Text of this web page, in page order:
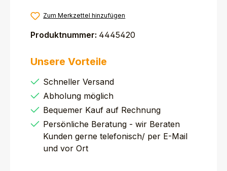
Zum Merkzettel hinzufügen
Produktnummer: 4445420
Unsere Vorteile
Schneller Versand
Abholung möglich
Bequemer Kauf auf Rechnung
Persönliche Beratung - wir Beraten
Kunden gerne telefonisch/ per E-Mail
und vor Ort